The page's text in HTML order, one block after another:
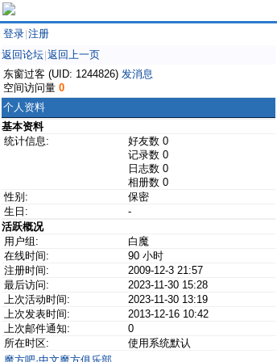
登录 注册
返回论坛 返回上一页
东窗过客 (UID: 1244826) 发消息
空间访问量 0
个人资料
基本资料
统计信息:
好友数 0
记录数 0
日志数 0
相册数 0
性别:
保密
生日:
-
活跃概况
用户组:
白魔
在线时间:
90 小时
注册时间:
2009-12-3 21:57
最后访问:
2023-11-30 15:28
上次活动时间:
2023-11-30 13:19
上次发表时间:
2013-12-16 10:42
上次邮件通知:
0
所在时区:
使用系统默认